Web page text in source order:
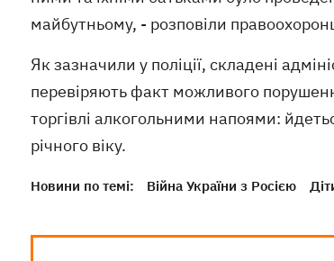
майбутньому, - розповіли
Як зазначили у поліції, складені
перевіряють факт можливого
торгівлі алкогольними напоями:
річного віку.
Новини по темі: Війна України з Росією